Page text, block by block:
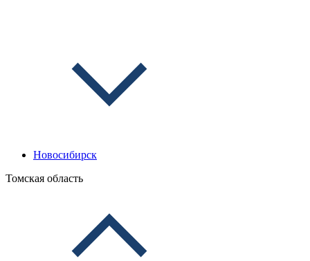
Новосибирск
Томская область